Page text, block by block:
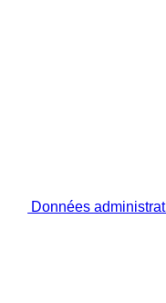
Données